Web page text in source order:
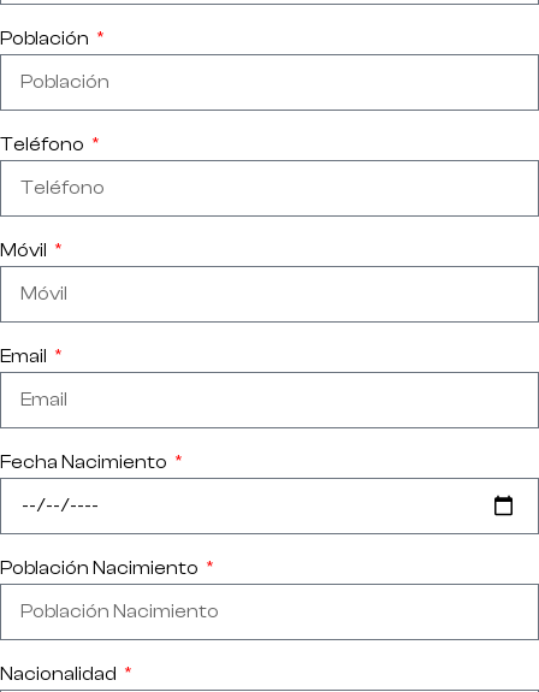
Población
Teléfono
Móvil
Email
Fecha Nacimiento
Población Nacimiento
Nacionalidad